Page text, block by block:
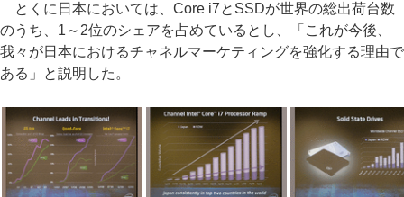
とくに日本においては、Core i7とSSDが世界の総出荷台数
のうち、1～2位のシェアを占めているとし、「これが今後、
我々が日本におけるチャネルマーケティングを強化する理由で
ある」と説明した。